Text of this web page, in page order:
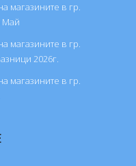
магазините в гр.
Май
магазините в гр.
2026г.
магазините в гр.